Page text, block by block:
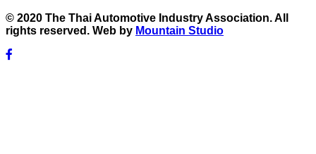
© 2020 The Thai Automotive Industry Association. All
rights reserved. Web by Mountain Studio